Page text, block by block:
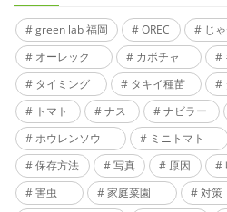
green lab 福岡 OREC じ
オーレック
カボチャ
タイミング
タキイ種苗
トマト
ナス ナビラー
ホウレンソウ
ミニトマト
保存方法
写真 原因
害虫
家庭菜園 対策